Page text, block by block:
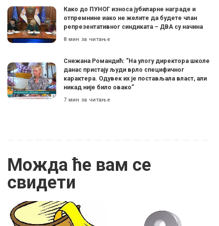
Како до ПУНОГ износа јубиларне награде и
отпремнине иако не желите да будете члан
репрезентативног синдиката – ДВА су начина
8 мин за читање
Снежана Романдић: ”На улогу директора школе
данас пристају људи врло специфичног
карактера. Одувек их је постављала власт, али
никад није било овако”
7 мин за читање
Можда ће вам се
свидети